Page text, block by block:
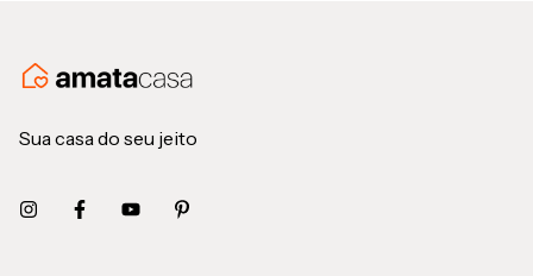
Sua casa do seu jeito